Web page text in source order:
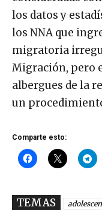
los datos y
los NNA que
migratoria
Migración, pero
albergues de la
un
Comparte esto:
TEMAS